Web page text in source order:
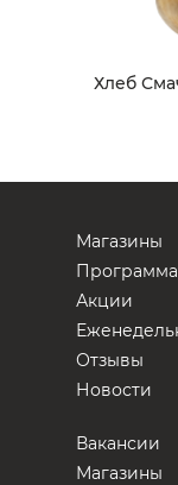
Хлеб
Магазины
Программа
Акции
Отзывы
Новости
Вакансии
Магазины